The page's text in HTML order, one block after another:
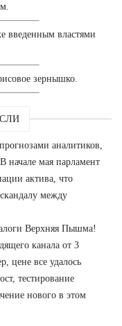
введенным властями
зернышко.
аналитиков,
начале мая парламент
актива, что
между
Верхняя Пышма!
канала от 3
цене все удалось
тестирование
нового в этом